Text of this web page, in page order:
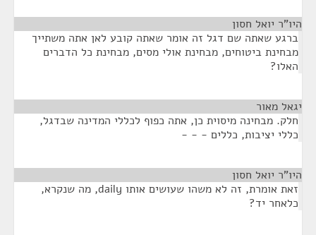
היו"ר יואל חסון
ברגע שאתה שם דגל זה אומר שאתה קובע לאן אתה משתייך
מבחינת ביטוחים, מבחינת אולי מסים, מבחינת כל הדברים
האלו?
יגאל מאור
חלק. מבחינה מיסוית כן, אתה כפוף לכללי המדינה שבדגל,
כללי יציבות, כללים - - -
היו"ר יואל חסון
זאת אומרת, זה לא משהו שעושים אותו daily, מה שנקרא,
כלאחר יד?